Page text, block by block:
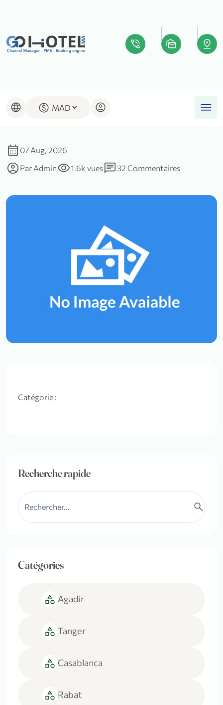
phone_in_talk mark_as_unread pin_drop
menu
language paid account_circle
calendar_month 07 Aug, 2026
account_circle Par Adminvisibility1.6k vueschat32 Commentaires
Catégorie :
Recherche rapide
search
Catégories
category Agadir
category Tanger
category Casablanca
category Rabat